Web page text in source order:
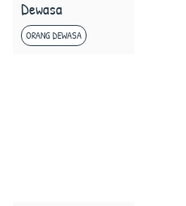
Dewasa
ORANG DEWASA